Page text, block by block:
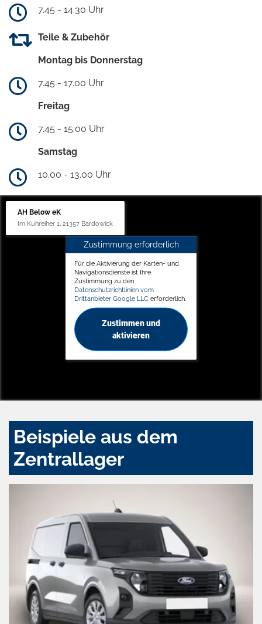
7.45 - 14.30 Uhr
Teile & Zubehör
Montag bis Donnerstag
7.45 - 17.00 Uhr
Freitag
7.45 - 15.00 Uhr
Samstag
10.00 - 13.00 Uhr
AH Below eK
Im Kuhreiher 1, 21357 Bardowick
Zustimmung erforderlich
Für die Aktivierung der Karten- und
Navigationsdienste ist Ihre
Zustimmung zu den
Datenschutzrichtlinien vom
Drittanbieter Google LLC erforderlich.
Zustimmen und
aktivieren
Beispiele aus dem
Zentrallager